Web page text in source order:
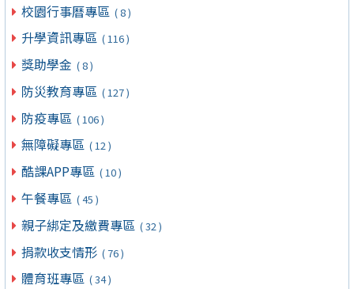
校園行事曆專區 ( 8 )
升學資訊專區 ( 116 )
獎助學金 ( 8 )
防災教育專區 ( 127 )
防疫專區 ( 106 )
無障礙專區 ( 12 )
酷課APP專區 ( 10 )
午餐專區 ( 45 )
親子綁定及繳費專區 ( 32 )
捐款收支情形 ( 76 )
體育班專區 ( 34 )